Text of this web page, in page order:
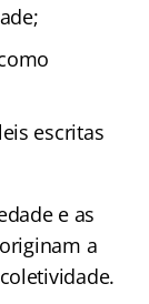
escritas
e as
a